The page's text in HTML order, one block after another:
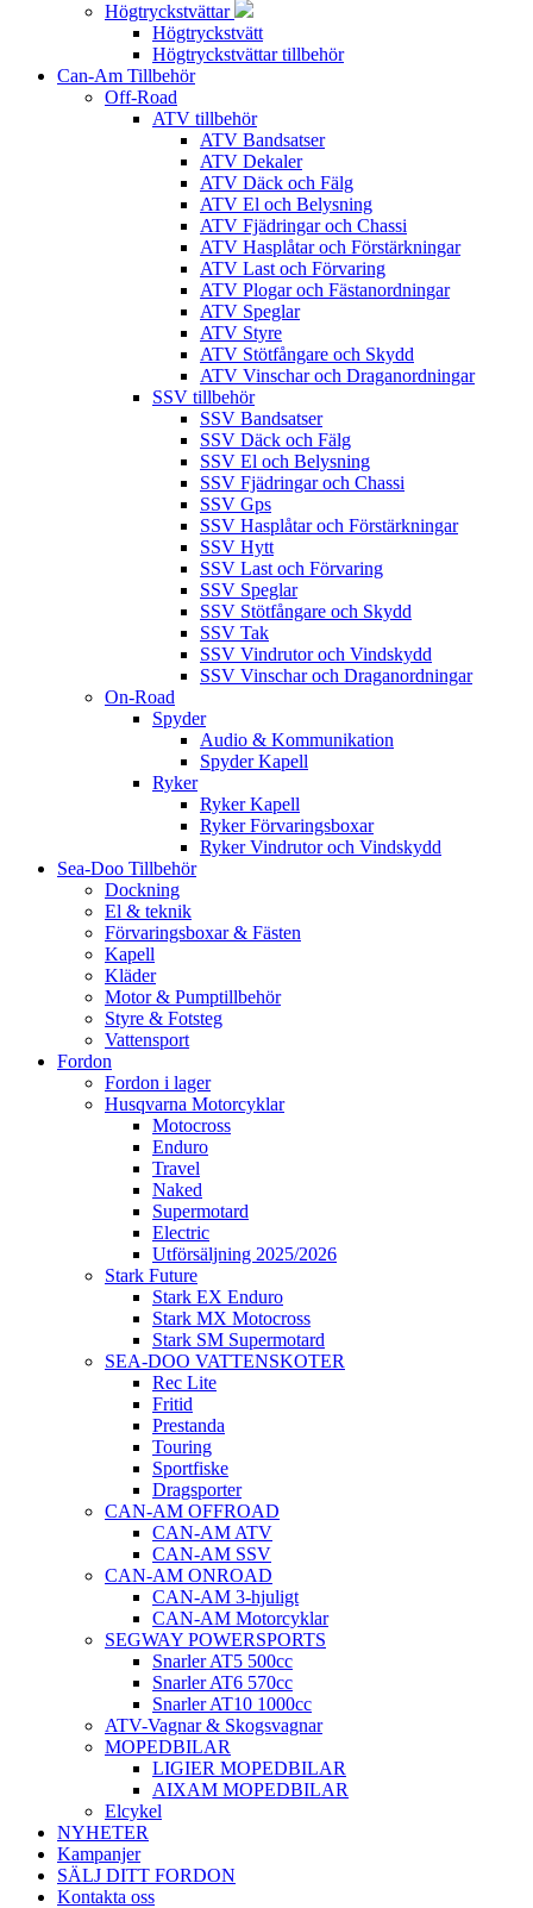
Högtryckstvättar
Högtryckstvätt
Högtryckstvättar tillbehör
Can-Am Tillbehör
Off-Road
ATV tillbehör
ATV Bandsatser
ATV Dekaler
ATV Däck och Fälg
ATV El och Belysning
ATV Fjädringar och Chassi
ATV Hasplåtar och Förstärkningar
ATV Last och Förvaring
ATV Plogar och Fästanordningar
ATV Speglar
ATV Styre
ATV Stötfångare och Skydd
ATV Vinschar och Draganordningar
SSV tillbehör
SSV Bandsatser
SSV Däck och Fälg
SSV El och Belysning
SSV Fjädringar och Chassi
SSV Gps
SSV Hasplåtar och Förstärkningar
SSV Hytt
SSV Last och Förvaring
SSV Speglar
SSV Stötfångare och Skydd
SSV Tak
SSV Vindrutor och Vindskydd
SSV Vinschar och Draganordningar
On-Road
Spyder
Audio & Kommunikation
Spyder Kapell
Ryker
Ryker Kapell
Ryker Förvaringsboxar
Ryker Vindrutor och Vindskydd
Sea-Doo Tillbehör
Dockning
El & teknik
Förvaringsboxar & Fästen
Kapell
Kläder
Motor & Pumptillbehör
Styre & Fotsteg
Vattensport
Fordon
Fordon i lager
Husqvarna Motorcyklar
Motocross
Enduro
Travel
Naked
Supermotard
Electric
Utförsäljning 2025/2026
Stark Future
Stark EX Enduro
Stark MX Motocross
Stark SM Supermotard
SEA-DOO VATTENSKOTER
Rec Lite
Fritid
Prestanda
Touring
Sportfiske
Dragsporter
CAN-AM OFFROAD
CAN-AM ATV
CAN-AM SSV
CAN-AM ONROAD
CAN-AM 3-hjuligt
CAN-AM Motorcyklar
SEGWAY POWERSPORTS
Snarler AT5 500cc
Snarler AT6 570cc
Snarler AT10 1000cc
ATV-Vagnar & Skogsvagnar
MOPEDBILAR
LIGIER MOPEDBILAR
AIXAM MOPEDBILAR
Elcykel
NYHETER
Kampanjer
SÄLJ DITT FORDON
Kontakta oss